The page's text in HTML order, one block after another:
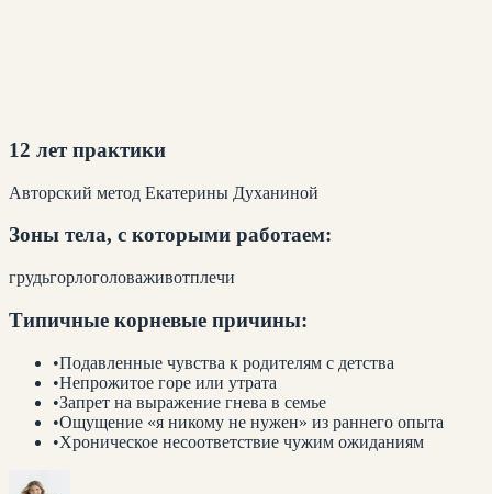
12 лет практики
Авторский метод Екатерины Духаниной
Зоны тела, с которыми работаем:
грудьгорлоголоваживотплечи
Типичные корневые причины:
•Подавленные чувства к родителям с детства
•Непрожитое горе или утрата
•Запрет на выражение гнева в семье
•Ощущение «я никому не нужен» из раннего опыта
•Хроническое несоответствие чужим ожиданиям